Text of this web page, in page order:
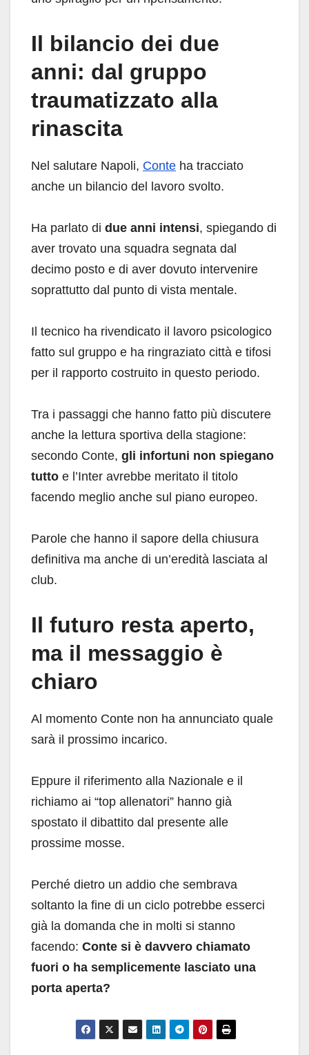
Il bilancio dei due
anni: dal gruppo
traumatizzato alla
rinascita
Nel salutare Napoli, Conte ha tracciato
anche un bilancio del lavoro svolto.
Ha parlato di due anni intensi, spiegando di
aver trovato una squadra segnata dal
decimo posto e di aver dovuto intervenire
soprattutto dal punto di vista mentale.
Il tecnico ha rivendicato il lavoro psicologico
fatto sul gruppo e ha ringraziato città e tifosi
per il rapporto costruito in questo periodo.
Tra i passaggi che hanno fatto più discutere
anche la lettura sportiva della stagione:
secondo Conte, gli infortuni non spiegano
tutto e l’Inter avrebbe meritato il titolo
facendo meglio anche sul piano europeo.
Parole che hanno il sapore della chiusura
definitiva ma anche di un’eredità lasciata al
club.
Il futuro resta aperto,
ma il messaggio è
chiaro
Al momento Conte non ha annunciato quale
sarà il prossimo incarico.
Eppure il riferimento alla Nazionale e il
richiamo ai “top allenatori” hanno già
spostato il dibattito dal presente alle
prossime mosse.
Perché dietro un addio che sembrava
soltanto la fine di un ciclo potrebbe esserci
già la domanda che in molti si stanno
facendo: Conte si è davvero chiamato
fuori o ha semplicemente lasciato una
porta aperta?